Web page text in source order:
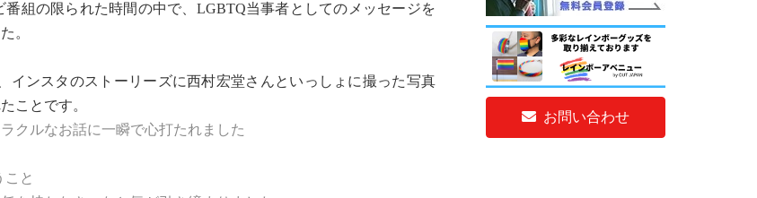
お問い合わせ
組の限られた時間の中で、LGBTQ当事者としてのメッセージを
。
インスタのストーリーズに西村宏堂さんといっしょに撮った写真
ことです。
クルなお話に一瞬で心打たれました
と